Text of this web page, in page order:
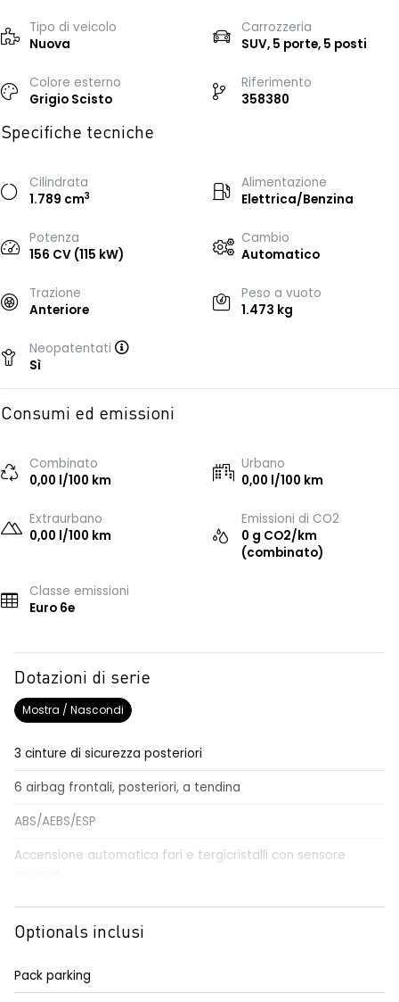
Tipo di veicolo
Nuova
Carrozzeria
SUV, 5 porte, 5 posti
Colore esterno
Grigio Scisto
Riferimento
358380
Specifiche tecniche
Cilindrata
1.789 cm3
Alimentazione
Elettrica/Benzina
Potenza
156 CV (115 kW)
Cambio
Automatico
Trazione
Anteriore
Peso a vuoto
1.473 kg
Neopatentati
Sì
Consumi ed emissioni
Combinato
0,00 l/100 km
Urbano
0,00 l/100 km
Extraurbano
0,00 l/100 km
Emissioni di CO2
0 g CO2/km
(combinato)
Classe emissioni
Euro 6e
Dotazioni di serie
Mostra / Nascondi
3 cinture di sicurezza posteriori
6 airbag frontali, posteriori, a tendina
ABS/AEBS/ESP
Accensione automatica fari e tergicristalli con sensore
Adaptative cruise control
Airbag per il conducente e passeggero
Alzacristalli elettrici impulsionali anteriori e posteriori
Optionals inclusi
Pack parking